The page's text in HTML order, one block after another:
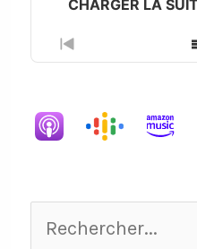
Previous
Episode
Rechercher...